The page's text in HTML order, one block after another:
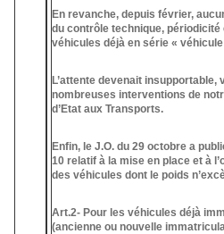
En revanche, depuis février,
du contrôle technique,
véhicules déjà en série «
L’attente devenait
nombreuses interventions de
d’Etat aux Transports.
Enfin, le J.O. du 29 octobre a
10 relatif à la mise en place et à
des véhicules dont le poids
Art.2- Pour les véhicules déjà
(ancienne ou nouvelle